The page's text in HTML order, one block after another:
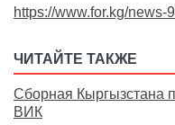
https://www.for.kg/news-
ЧИТАЙТЕ ТАКЖЕ
Сборная Кыргызстана
ВИК